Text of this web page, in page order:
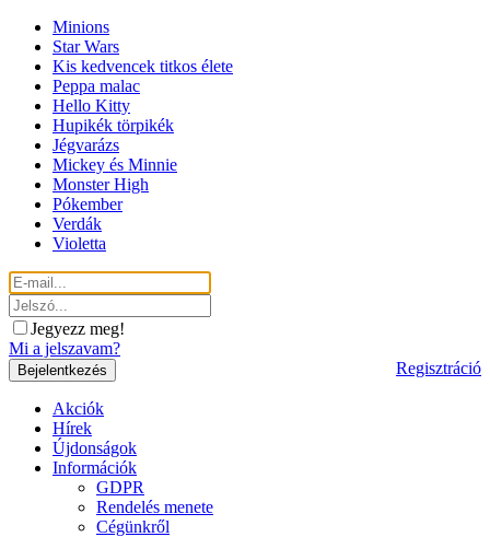
Minions
Star Wars
Kis kedvencek titkos élete
Peppa malac
Hello Kitty
Hupikék törpikék
Jégvarázs
Mickey és Minnie
Monster High
Pókember
Verdák
Violetta
Jegyezz meg!
Mi a jelszavam?
Regisztráció
Akciók
Hírek
Újdonságok
Információk
GDPR
Rendelés menete
Cégünkről